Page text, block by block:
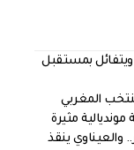
بمستقبل
المغربي
مثيرة
والعيناوي ينقذ